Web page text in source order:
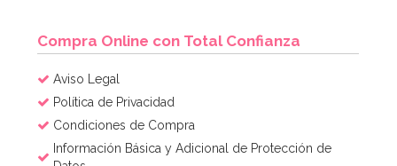
0,80€
Compra Online con Total Confianza
Aviso Legal
Política de Privacidad
Condiciones de Compra
Información Básica y Adicional de Protección de